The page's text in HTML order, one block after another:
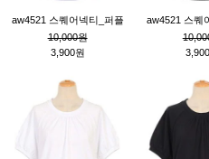
aw4521 스퀘어넥티_퍼플
10,000원
3,900원
aw4521 스퀘